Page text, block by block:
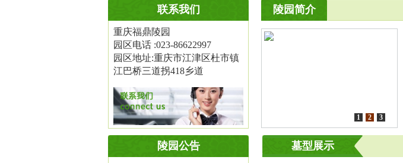
联系我们
重庆福鼎陵园
园区电话 :023-86622997
园区地址:重庆市江津区杜市镇
江巴桥三道拐418乡道
陵园简介
1 2 3
陵园公告 墓型展示